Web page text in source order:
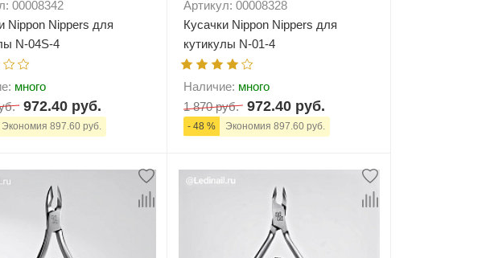
00008342
Nippon Nippers для
N-04S-4
много
972.40 руб.
Экономия 897.60 руб.
Артикул: 00008328
Кусачки Nippon Nippers для
кутикулы N-01-4
Наличие: много
1 870 руб. 972.40 руб.
- 48 % Экономия 897.60 руб.
-